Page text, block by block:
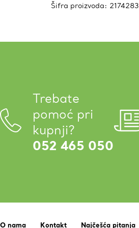
Šifra proizvoda: 2174283
Trebate
pomoć pri
kupnji?
052 465 050
O nama Kontakt Najčešća pitanja